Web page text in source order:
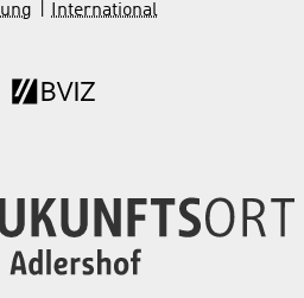
Produktion
International